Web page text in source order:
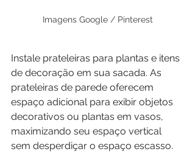
Imagens Google / Pinterest
Instale prateleiras para plantas e itens
de decoração em sua sacada. As
prateleiras de parede oferecem
espaço adicional para exibir objetos
decorativos ou plantas em vasos,
maximizando seu espaço vertical
sem desperdiçar o espaço escasso.